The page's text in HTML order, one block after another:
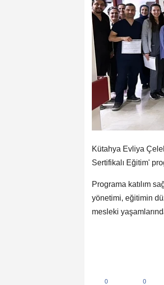
Kütahya Evliya
Sertifikalı Eğitim'
Programa katılım
yönetimi, eğitimin
mesleki